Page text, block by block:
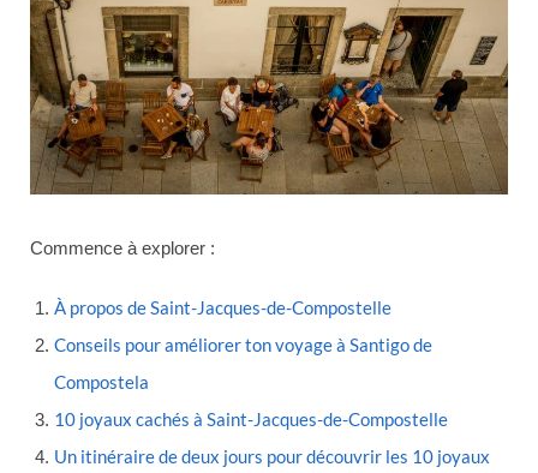
Commence à explorer :
À propos de Saint-Jacques-de-Compostelle
Conseils pour améliorer ton voyage à Santigo de
Compostela
10 joyaux cachés à Saint-Jacques-de-Compostelle
Un itinéraire de deux jours pour découvrir les 10 joyaux